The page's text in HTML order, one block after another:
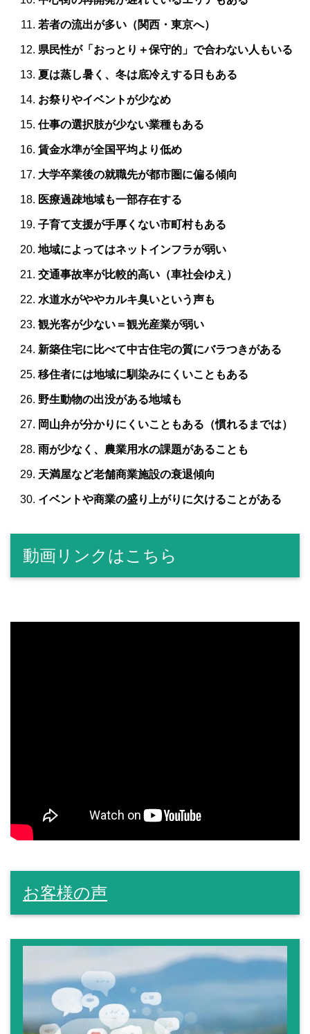
若者の流出が多い（関西・東京へ）
県民性が「おっとり＋保守的」で合わない人もいる
夏は蒸し暑く、冬は底冷えする日もある
お祭りやイベントが少なめ
仕事の選択肢が少ない業種もある
賃金水準が全国平均より低め
大学卒業後の就職先が都市圏に偏る傾向
医療過疎地域も一部存在する
子育て支援が手厚くない市町村もある
地域によってはネットインフラが弱い
交通事故率が比較的高い（車社会ゆえ）
水道水がややカルキ臭いという声も
観光客が少ない＝観光産業が弱い
新築住宅に比べて中古住宅の質にバラつきがある
移住者には地域に馴染みにくいこともある
野生動物の出没がある地域も
岡山弁が分かりにくいこともある（慣れるまでは）
雨が少なく、農業用水の課題があることも
天満屋など老舗商業施設の衰退傾向
イベントや商業の盛り上がりに欠けることがある
動画リンクはこちら
お客様の声